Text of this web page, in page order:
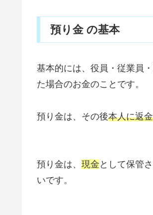
預り金 の基本
基本的には、役員・従業員
た場合のお金のことです。
預り金は、その後本人に返
預り金は、 現金 として保管
いです。